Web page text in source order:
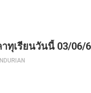
าทุเรียนวันนี้ 03/06/